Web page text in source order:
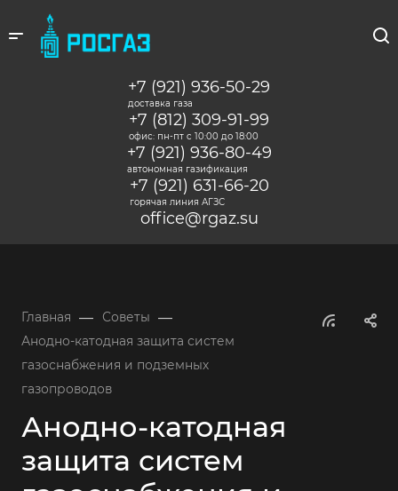
+7 (921) 936-50-29
доставка газа
+7 (812) 309-91-99
офис: пн-пт c 10:00 до 18:00
+7 (921) 936-80-49
автономная газификация
+7 (921) 631-66-20
горячая линия АГЗС
office@rgaz.su
Главная — Советы —
Анодно-катодная защита систем
газоснабжения и подземных
газопроводов
Анодно-катодная
защита систем